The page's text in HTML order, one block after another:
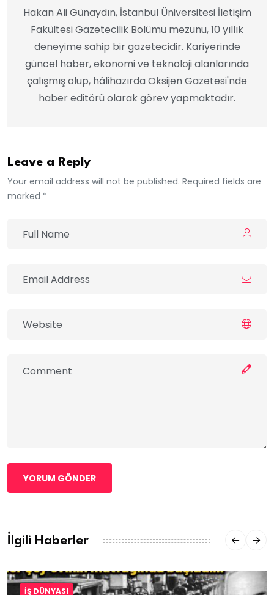
Hakan Ali Günaydın, İstanbul Üniversitesi İletişim
Fakültesi Gazetecilik Bölümü mezunu, 10 yıllık
deneyime sahip bir gazetecidir. Kariyerinde
güncel haber, ekonomi ve teknoloji alanlarında
çalışmış olup, hâlihazırda Oksijen Gazetesi'nde
haber editörü olarak görev yapmaktadır.
Leave a Reply
Your email address will not be published. Required fields are
marked *
YORUM GÖNDER
İlgili Haberler
İŞ DÜNYASI